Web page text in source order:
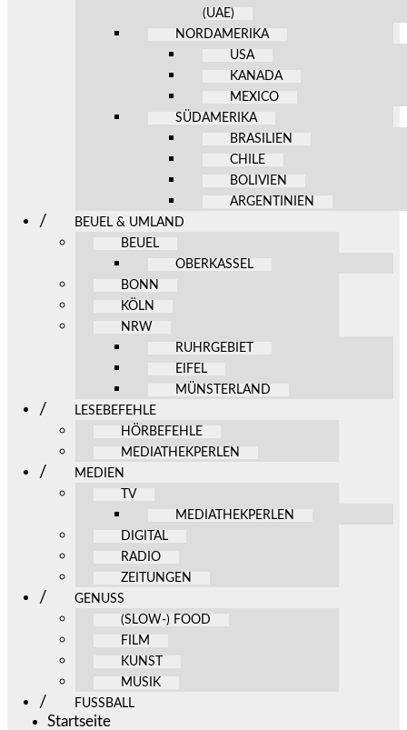
(UAE)
NORDAMERIKA
USA
KANADA
MEXICO
SÜDAMERIKA
BRASILIEN
CHILE
BOLIVIEN
ARGENTINIEN
BEUEL & UMLAND
BEUEL
OBERKASSEL
BONN
KÖLN
NRW
RUHRGEBIET
EIFEL
MÜNSTERLAND
LESEBEFEHLE
HÖRBEFEHLE
MEDIATHEKPERLEN
MEDIEN
TV
MEDIATHEKPERLEN
DIGITAL
RADIO
ZEITUNGEN
GENUSS
(SLOW-) FOOD
FILM
KUNST
MUSIK
FUSSBALL
Startseite